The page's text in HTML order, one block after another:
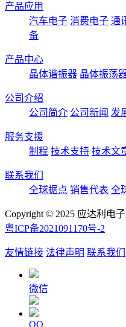
产品应用
汽车电子 消费电子 通
备
产品中心
晶体谐振器 晶体振荡
公司介绍
公司简介 公司新闻 发
服务支援
制程 技术支持 技术文
联系我们
全球据点 销售代表 全
Copyright © 2025 应达利电
粤ICP备2021091170号-2
友情链接 法律声明 联系我们
微信
QQ